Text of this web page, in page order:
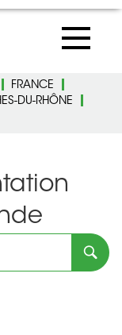
FRANCE
DU-RHÔNE